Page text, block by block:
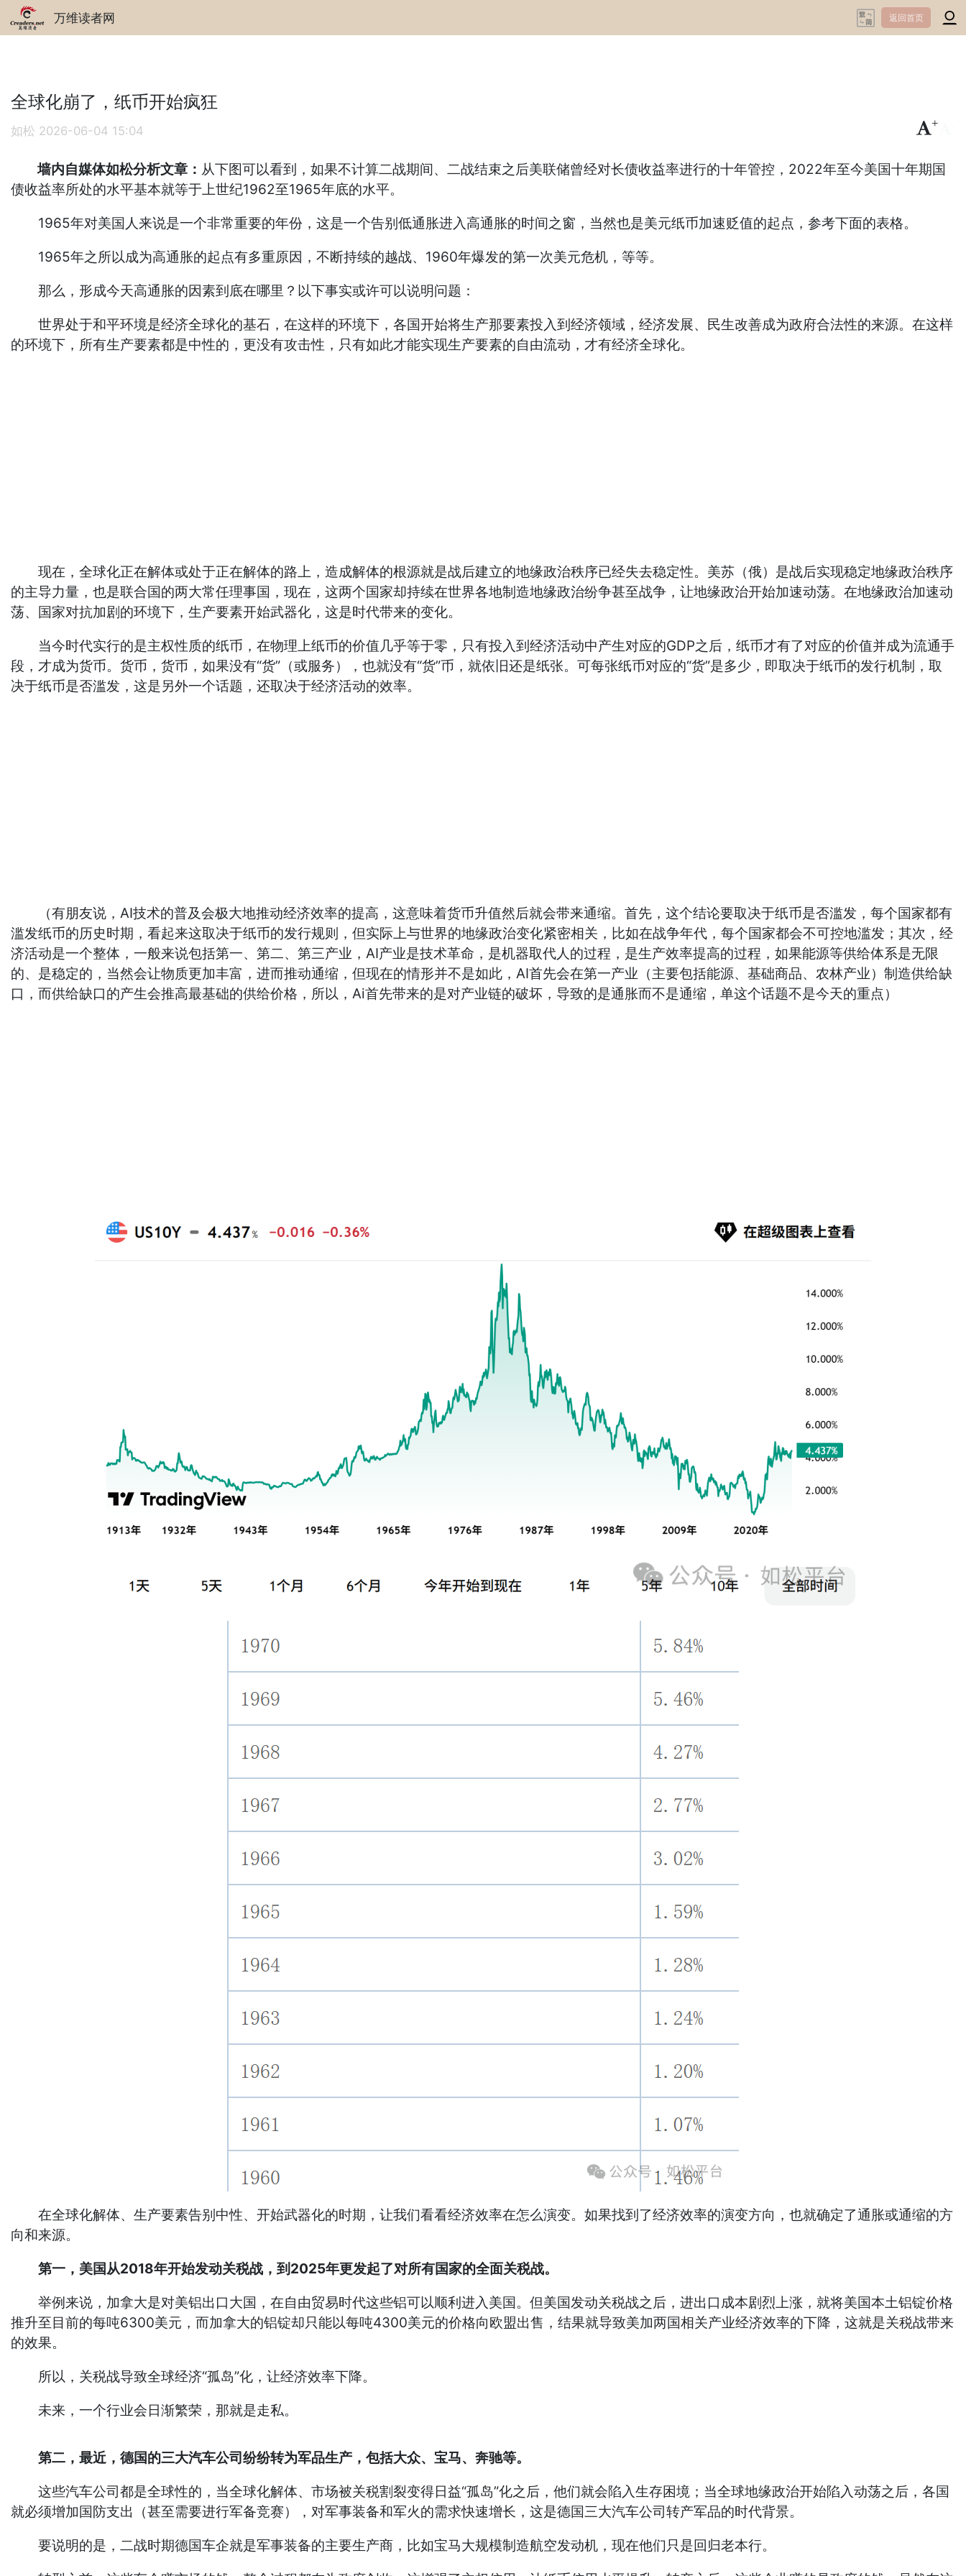
万维读者网 返回首页
全球化崩了，纸币开始疯狂
如松 2026-06-04 15:04
+
墙内自媒体如松分析文章： 从下图可以看到，如果不计算二战期间、二战结束之后美联储曾经对长债收益率进行的十年管控，2022年至今美国十年期国
债收益率所处的水平基本就等于上世纪1962至1965年底的水平。
1965年对美国人来说是一个非常重要的年份，这是一个告别低通胀进入高通胀的时间之窗，当然也是美元纸币加速贬值的起点，参考下面的表格。
1965年之所以成为高通胀的起点有多重原因，不断持续的越战、1960年爆发的第一次美元危机，等等。
那么，形成今天高通胀的因素到底在哪里？以下事实或许可以说明问题：
世界处于和平环境是经济全球化的基石，在这样的环境下，各国开始将生产那要素投入到经济领域，经济发展、民生改善成为政府合法性的来源。在这样
的环境下，所有生产要素都是中性的，更没有攻击性，只有如此才能实现生产要素的自由流动，才有经济全球化。
现在，全球化正在解体或处于正在解体的路上，造成解体的根源就是战后建立的地缘政治秩序已经失去稳定性。美苏（俄）是战后实现稳定地缘政治秩序
的主导力量，也是联合国的两大常任理事国，现在，这两个国家却持续在世界各地制造地缘政治纷争甚至战争，让地缘政治开始加速动荡。在地缘政治加速动
荡、国家对抗加剧的环境下，生产要素开始武器化，这是时代带来的变化。
当今时代实行的是主权性质的纸币，在物理上纸币的价值几乎等于零，只有投入到经济活动中产生对应的GDP之后，纸币才有了对应的价值并成为流通手
段，才成为货币。货币，货币，如果没有“货”（或服务），也就没有“货”币，就依旧还是纸张。可每张纸币对应的“货”是多少，即取决于纸币的发行机制，取
决于纸币是否滥发，这是另外一个话题，还取决于经济活动的效率。
（有朋友说，AI技术的普及会极大地推动经济效率的提高，这意味着货币升值然后就会带来通缩。首先，这个结论要取决于纸币是否滥发，每个国家都有
滥发纸币的历史时期，看起来这取决于纸币的发行规则，但实际上与世界的地缘政治变化紧密相关，比如在战争年代，每个国家都会不可控地滥发；其次，经
济活动是一个整体，一般来说包括第一、第二、第三产业，AI产业是技术革命，是机器取代人的过程，是生产效率提高的过程，如果能源等供给体系是无限
的、是稳定的，当然会让物质更加丰富，进而推动通缩，但现在的情形并不是如此，AI首先会在第一产业（主要包括能源、基础商品、农林产业）制造供给缺
口，而供给缺口的产生会推高最基础的供给价格，所以，Ai首先带来的是对产业链的破坏，导致的是通胀而不是通缩，单这个话题不是今天的重点）
在全球化解体、生产要素告别中性、开始武器化的时期，让我们看看经济效率在怎么演变。如果找到了经济效率的演变方向，也就确定了通胀或通缩的方
向和来源。
第一，美国从2018年开始发动关税战，到2025年更发起了对所有国家的全面关税战。
举例来说，加拿大是对美铝出口大国，在自由贸易时代这些铝可以顺利进入美国。但美国发动关税战之后，进出口成本剧烈上涨，就将美国本土铝锭价格
推升至目前的每吨6300美元，而加拿大的铝锭却只能以每吨4300美元的价格向欧盟出售，结果就导致美加两国相关产业经济效率的下降，这就是关税战带来
的效果。
所以，关税战导致全球经济“孤岛”化，让经济效率下降。
未来，一个行业会日渐繁荣，那就是走私。
第二，最近，德国的三大汽车公司纷纷转为军品生产，包括大众、宝马、奔驰等。
这些汽车公司都是全球性的，当全球化解体、市场被关税割裂变得日益“孤岛”化之后，他们就会陷入生存困境；当全球地缘政治开始陷入动荡之后，各国
就必须增加国防支出（甚至需要进行军备竞赛），对军事装备和军火的需求快速增长，这是德国三大汽车公司转产军品的时代背景。
要说明的是，二战时期德国车企就是军事装备的主要生产商，比如宝马大规模制造航空发动机，现在他们只是回归老本行。